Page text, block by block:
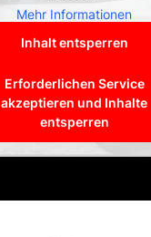
Mehr Informationen
Inhalt entsperren
Erforderlichen Service
akzeptieren und Inhalte
entsperren